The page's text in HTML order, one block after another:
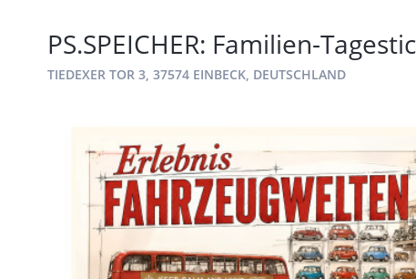
PS.SPEICHER: Familien-
TIEDEXER TOR 3, 37574 EINBECK, DEUTSCHLAND